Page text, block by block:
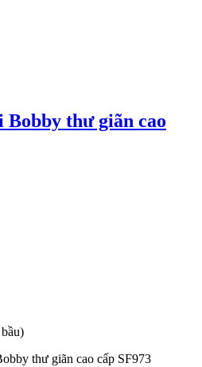
Bobby thư giãn cao